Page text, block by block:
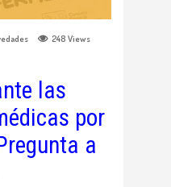
248 Views
las
por
a